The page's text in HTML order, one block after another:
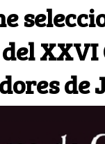
XXVI
de